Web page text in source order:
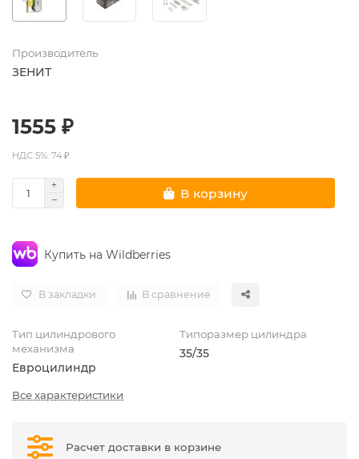
Производитель
ЗЕНИТ
1555 ₽
НДС 5%: 74 ₽
В корзину
Купить на Wildberries
В закладки В сравнение
Тип цилиндрового
механизма
Евроцилиндр
Типоразмер цилиндра
35/35
Все характеристики
Расчет доставки в корзине